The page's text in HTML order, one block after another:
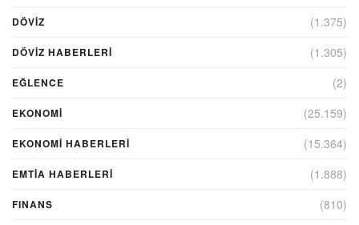
DÖVİZ (1.375)
DÖVIZ HABERLERI (1.305)
EĞLENCE (2)
EKONOMİ (25.159)
EKONOMI HABERLERI (15.364)
EMTIA HABERLERI (1.888)
FINANS (810)